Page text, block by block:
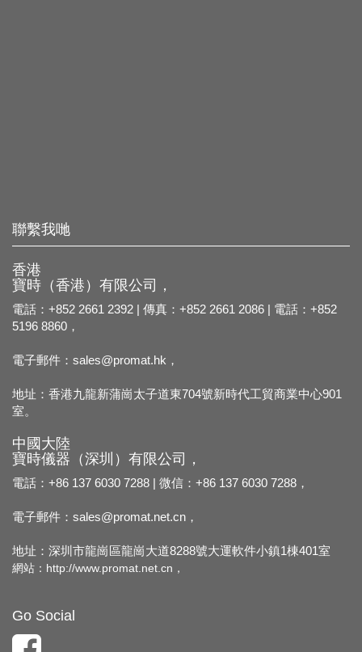
聯繫我哋
香港
寶時（香港）有限公司，
電話：+852 2661 2392 | 傳真：+852 2661 2086 | 電話：+852
5196 8860，
電子郵件： sales@promat.hk，
地址：香港九龍新蒲崗太子道東704號新時代工貿商業中心901
室。
中國大陸
寶時儀器（深圳）有限公司，
電話：+86 137 6030 7288 | 微信：+86 137 6030 7288，
電子郵件： sales@promat.net.cn，
地址：深圳市龍崗區龍崗大道8288號大運軟件小鎮1棟401室
網站： http://www.promat.net.cn，
Go Social